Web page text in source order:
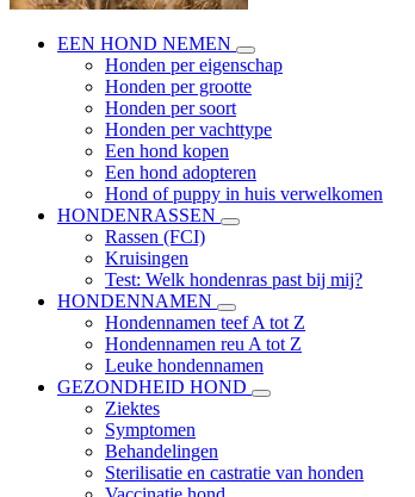
EEN HOND NEMEN
Honden per eigenschap
Honden per grootte
Honden per soort
Honden per vachttype
Een hond kopen
Een hond adopteren
Hond of puppy in huis verwelkomen
HONDENRASSEN
Rassen (FCI)
Kruisingen
Test: Welk hondenras past bij mij?
HONDENNAMEN
Hondennamen teef A tot Z
Hondennamen reu A tot Z
Leuke hondennamen
GEZONDHEID HOND
Ziektes
Symptomen
Behandelingen
Sterilisatie en castratie van honden